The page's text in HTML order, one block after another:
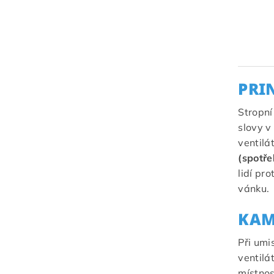
slovy v
lidí
vánku.
Při